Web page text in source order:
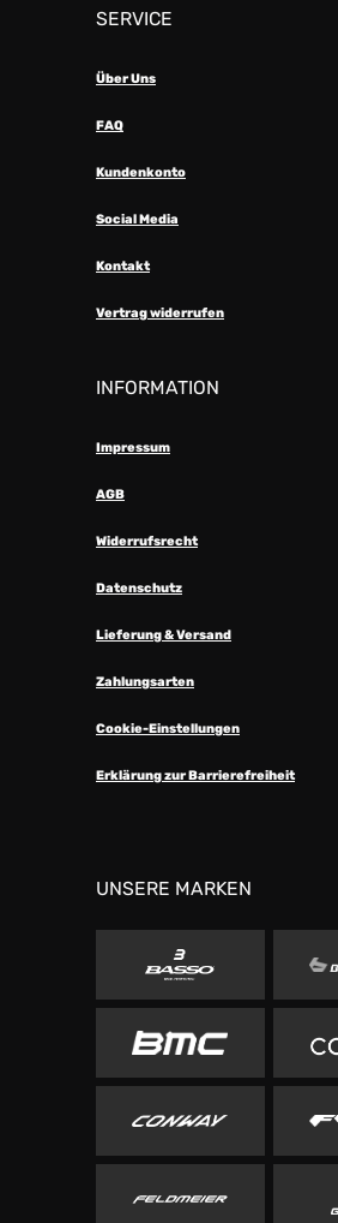
SERVICE
Über Uns
FAQ
Kundenkonto
Social Media
Kontakt
Vertrag widerrufen
INFORMATION
Impressum
AGB
Widerrufsrecht
Datenschutz
Lieferung & Versand
Zahlungsarten
Cookie-Einstellungen
Erklärung zur Barrierefreiheit
UNSERE MARKEN